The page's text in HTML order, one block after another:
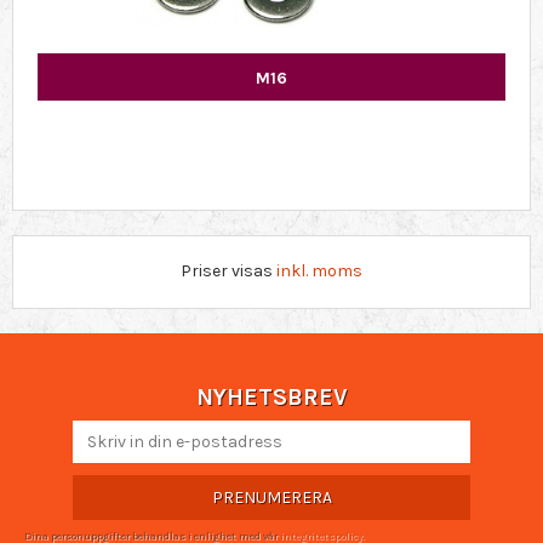
M16
Priser visas inkl. moms
NYHETSBREV
PRENUMERERA
Dina personuppgifter behandlas i enlighet med vår integritetspolicy.